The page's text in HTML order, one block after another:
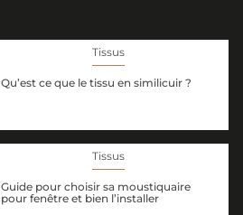
Tissus
Qu’est ce que le tissu en similicuir ?
Tissus
Guide pour choisir sa moustiquaire
pour fenêtre et bien l’installer